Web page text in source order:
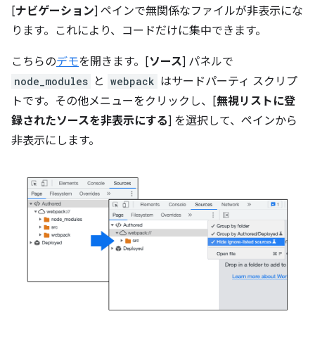
[ナビゲーション] ペインで無関係なファイルが非表示にな
ります。これにより、コードだけに集中できます。
こちらのデモを開きます。[ソース] パネルで
node_modules と webpack はサードパーティ スクリプ
トです。その他メニューをクリックし、[無視リストに登
録されたソースを非表示にする] を選択して、ペインから
非表示にします。